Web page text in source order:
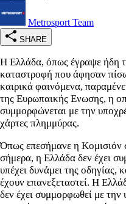
Metrosport Team
SHARE
Η Ελλάδα, όπως έγραψε ήδη
καταστροφή που άφησαν
καιρικά φαινόμενα,
της Ευρωπαικής Ενωσης, η
συμμορφώνεται με την
χάρτες πλημμύρας.
Όπως επεσήμανε η Κομισιόν
σήμερα, η Ελλάδα δεν έχει
υπέχει δυνάμει της οδηγίας,
έχουν επανεξεταστεί. Η
δεν έχει συμμορφωθεί με